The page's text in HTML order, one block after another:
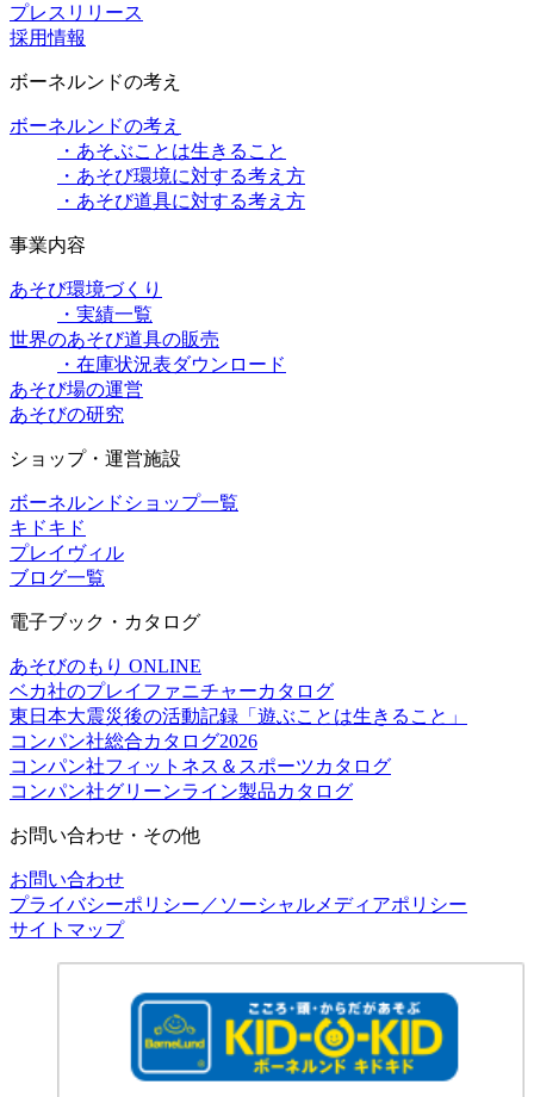
プレスリリース
採用情報
ボーネルンドの考え
ボーネルンドの考え
・あそぶことは生きること
・あそび環境に対する考え方
・あそび道具に対する考え方
事業内容
あそび環境づくり
・実績一覧
世界のあそび道具の販売
・在庫状況表ダウンロード
あそび場の運営
あそびの研究
ショップ・運営施設
ボーネルンドショップ一覧
キドキド
プレイヴィル
ブログ一覧
電子ブック・カタログ
あそびのもり ONLINE
ベカ社のプレイファニチャーカタログ
東日本大震災後の活動記録「遊ぶことは生きること」
コンパン社総合カタログ2026
コンパン社フィットネス＆スポーツカタログ
コンパン社グリーンライン製品カタログ
お問い合わせ・その他
お問い合わせ
プライバシーポリシー／ソーシャルメディアポリシー
サイトマップ